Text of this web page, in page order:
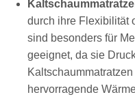
durch ihre Flexibilität
sind besonders für
geeignet, da sie
hervorragende